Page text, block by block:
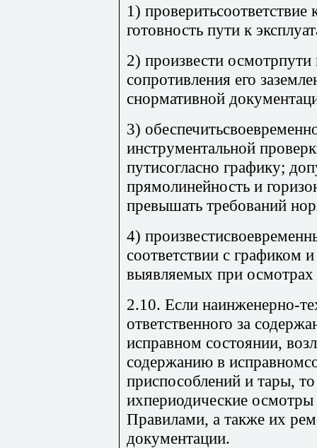
1)
готовность пути к
2) произвести осмотрпути
сопротивления его
снормативной
3)
инструментальной
путисогласно графику;
прямолинейность и
превышать требований
4)
соответствии с графиком
выявляемых при осмотрах
2.10. Если наинженерно-
ответственного за
исправном состоянии,
содержанию в
приспособлений и тары,
ихпериодические
Правилами, а также их
документации.